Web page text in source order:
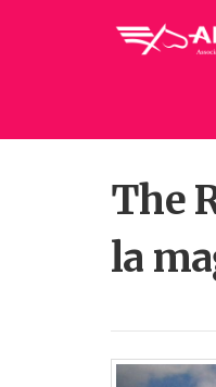
The
la